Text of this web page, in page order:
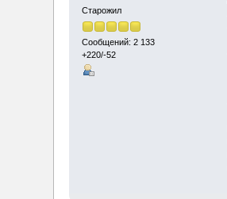
Старожил
Сообщений: 2 133
+220/-52